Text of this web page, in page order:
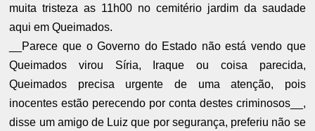
muita tristeza as 11h00 no cemitério jardim da saudade
aqui em Queimados.
__Parece que o Governo do Estado não está vendo que
Queimados virou Síria, Iraque ou coisa parecida,
Queimados precisa urgente de uma atenção, pois
inocentes estão perecendo por conta destes criminosos__,
disse um amigo de Luiz que por segurança, preferiu não se